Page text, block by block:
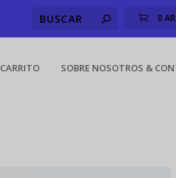
0
CARRITO SOBRE NOSOTROS &